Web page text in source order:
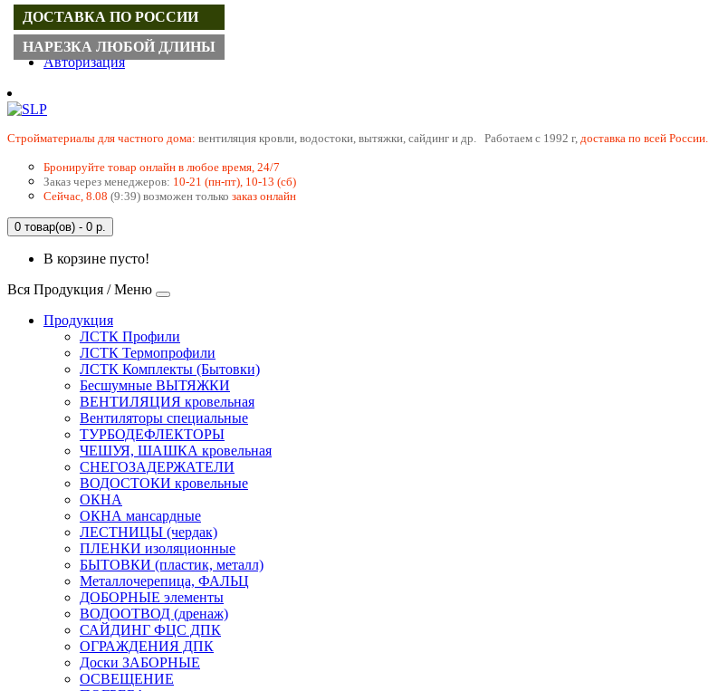
Регистрация
Авторизация
Cтройматериалы для частного дома: вентиляция кровли, водостоки, вытяжки, сайдинг и др. Работаем с 1992 г, доставка по всей России.
Бронируйте товар онлайн в любое время, 24/7
Заказ через менеджеров: 10-21 (пн-пт), 10-13 (сб)
Сейчас, 8.08 (9:39) возможен только заказ онлайн
0 товар(ов) - 0 р.
В корзине пусто!
Вся Продукция / Меню
Продукция
ЛСТК Профили
ЛСТК Термопрофили
ЛСТК Комплекты (Бытовки)
Бесшумные ВЫТЯЖКИ
ВЕНТИЛЯЦИЯ кровельная
Вентиляторы специальные
ТУРБОДЕФЛЕКТОРЫ
ЧЕШУЯ, ШАШКА кровельная
СНЕГОЗАДЕРЖАТЕЛИ
ВОДОСТОКИ кровельные
ОКНА
ОКНА мансардные
ЛЕСТНИЦЫ (чердак)
ПЛЕНКИ изоляционные
БЫТОВКИ (пластик, металл)
Металлочерепица, ФАЛЬЦ
ДОБОРНЫЕ элементы
ВОДООТВОД (дренаж)
САЙДИНГ ФЦС ДПК
ОГРАЖДЕНИЯ ДПК
Доски ЗАБОРНЫЕ
ОСВЕЩЕНИЕ
ДОСТАВКА ПО РОССИИ
НАРЕЗКА ЛЮБОЙ ДЛИНЫ